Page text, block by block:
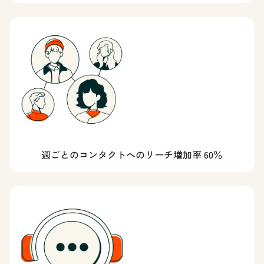
週ごとのコンタクトへのリーチ増加率 60％